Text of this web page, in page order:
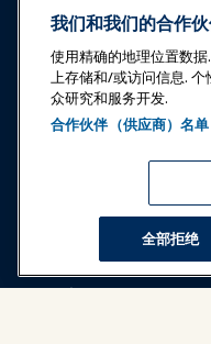
登
奖项
新闻与乐趣世界
我们和我们的合作
使用精确的地理位置数
上存储和/或访问信息.
众研究和服务开发.
合作伙伴（供应商）名单
全部拒绝